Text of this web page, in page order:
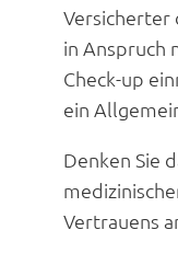
Versicherter
in Anspruch
Check-up
ein
Denken Sie
Vertrauens